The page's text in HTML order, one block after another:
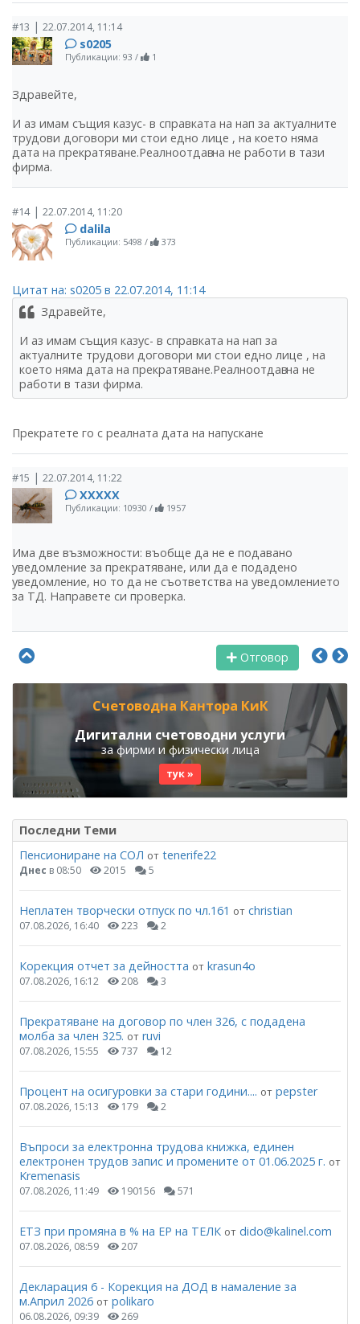
#13 | 22.07.2014, 11:14
s0205
Публикации: 93 / 1
Здравейте,
И аз имам същия казус- в справката на нап за актуалните
трудови договори ми стои едно лице , на което няма
дата на прекратяване.Реалноотдавна не работи в тази
фирма.
#14| 22.07.2014, 11:20
dalila
Публикации: 5498 / 373
Цитат на: s0205 в 22.07.2014, 11:14
Здравейте,
И аз имам същия казус- в справката на нап за
актуалните трудови договори ми стои едно лице , на
което няма дата на прекратяване.Реалноотдавна не
работи в тази фирма.
Прекратете го с реалната дата на напускане
#15 | 22.07.2014, 11:22
ХХХХХ
Публикации: 10930 / 1957
Има две възможности: въобще да не е подавано
уведомление за прекратяване, или да е подадено
уведомление, но то да не съответства на уведомлението
за ТД. Направете си проверка.
Отговор
Счетоводна Кантора КиК
Дигитални счетоводни услуги
за фирми и физически лица
тук »
Последни Теми
Пенсиониране на СОЛ от tenerife22
Днес в 08:50 2015 5
Неплатен творчески отпуск по чл.161 от christian
07.08.2026, 16:40 223 2
Корекция отчет за дейността от krasun4o
07.08.2026, 16:12 208 3
Прекратяване на договор по член 326, с подадена
молба за член 325. от ruvi
07.08.2026, 15:55 737 12
Процент на осигуровки за стари години.... от pepster
07.08.2026, 15:13 179 2
Въпроси за електронна трудова книжка, единен
електронен трудов запис и промените от 01.06.2025 г. от
Kremenasis
07.08.2026, 11:49 190156 571
ЕТЗ при промяна в % на ЕР на ТЕЛК от dido@kalinel.com
07.08.2026, 08:59 207
Декларация 6 - Корекция на ДОД в намаление за
м.Април 2026 от polikaro
06.08.2026, 09:39 269